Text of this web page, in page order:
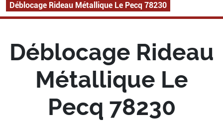
Déblocage Rideau Métallique Le Pecq 78230
Déblocage Rideau
Métallique Le
Pecq 78230